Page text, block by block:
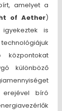
amelyet a
of Aether)
is
központokat
különböző
erejével bíró